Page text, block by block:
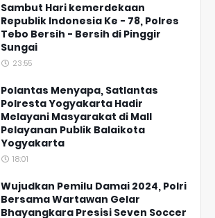
Sambut Hari kemerdekaan
Republik Indonesia Ke - 78, Polres
Tebo Bersih - Bersih di Pinggir
Sungai
23:55
Polantas Menyapa, Satlantas
Polresta Yogyakarta Hadir
Melayani Masyarakat di Mall
Pelayanan Publik Balaikota
Yogyakarta
18:01
Wujudkan Pemilu Damai 2024, Polri
Bersama Wartawan Gelar
Bhayangkara Presisi Seven Soccer